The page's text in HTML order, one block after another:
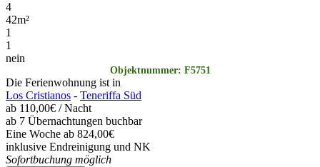
4
42m²
1
1
nein
Objektnummer: F5751
Die Ferienwohnung ist in
Los Cristianos - Teneriffa Süd
ab 110,00€ / Nacht
ab 7 Übernachtungen buchbar
Eine Woche ab 824,00€
inklusive Endreinigung und NK
Sofortbuchung möglich